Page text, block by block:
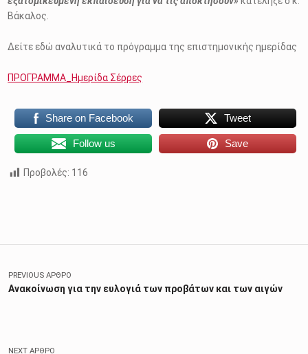
Βάκαλος.
Δείτε εδώ αναλυτικά το πρόγραμμα της επιστημονικής ημερίδας
ΠΡΟΓΡΑΜΜΑ_Ημερίδα Σέρρες
Share on Facebook Tweet
Follow us Save
Προβολές: 116
Πλοήγηση άρθρων
PREVIOUS ΆΡΘΡΟ
Ανακοίνωση για την ευλογιά των προβάτων και των αιγών
NEXT ΆΡΘΡΟ